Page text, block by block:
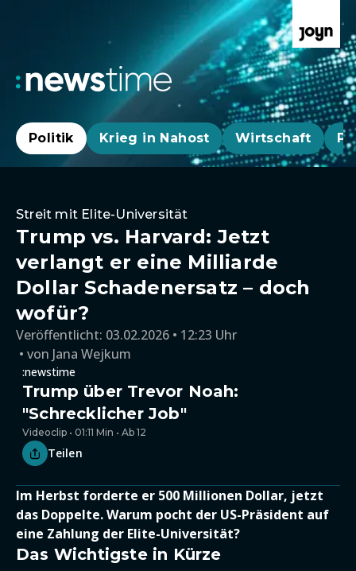
Politik Krieg in Nahost Wirtschaft
Streit mit Elite-Universität
Trump vs. Harvard: Jetzt
verlangt er eine Milliarde
Dollar Schadenersatz – doch
wofür?
Veröffentlicht: 03.02.2026 • 12:23 Uhr
von Jana Wejkum
:newstime
Trump über Trevor Noah:
"Schrecklicher Job"
Videoclip • 01:11 Min • Ab 12
Teilen
Im Herbst forderte er 500 Millionen Dollar, jetzt
das Doppelte. Warum pocht der US-Präsident auf
eine Zahlung der Elite-Universität?
Das Wichtigste in Kürze